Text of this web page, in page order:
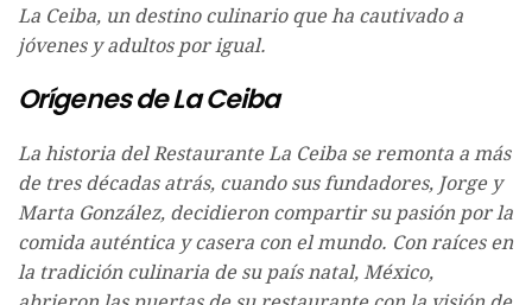
La Ceiba, un destino culinario que ha cautivado a
jóvenes y adultos por igual.
Orígenes de La Ceiba
La historia del Restaurante La Ceiba se remonta a más
de tres décadas atrás, cuando sus fundadores, Jorge y
Marta González, decidieron compartir su pasión por la
comida auténtica y casera con el mundo. Con raíces en
la tradición culinaria de su país natal, México,